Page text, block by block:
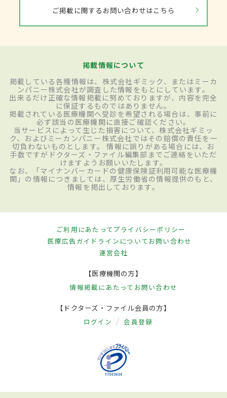
ご掲載に関するお問い合わせはこちら
掲載情報について
掲載している各種情報は、株式会社ギミック、またはミーカ
ンパニー株式会社が調査した情報をもとにしています。
出来るだけ正確な情報掲載に努めておりますが、内容を完全
に保証するものではありません。
掲載されている医療機関へ受診を希望される場合は、事前に
必ず該当の医療機関に直接ご確認ください。
当サービスによって生じた損害について、株式会社ギミッ
ク、およびミーカンパニー株式会社ではその賠償の責任を一
切負わないものとします。 情報に誤りがある場合には、お
手数ですがドクターズ・ファイル編集部までご連絡をいただ
けますようお願いいたします。
なお、「マイナンバーカードの健康保険証利用可能な医療機
関」の情報につきましては、厚生労働省の情報提供のもと、
情報を掲出しております。
ご利用にあたってプライバシーポリシー
医療広告ガイドラインについてお問い合わせ
運営会社
【医療機関の方】
情報掲載にあたって お問い合わせ
【ドクターズ・ファイル会員の方】
ログイン 会員登録